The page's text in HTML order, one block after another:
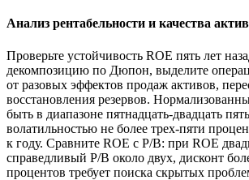
Анализ рентабельности и качества
Проверьте устойчивость ROE пять лет
декомпозицию по Дюпон, выделите
от разовых эффектов продаж активов,
восстановления резервов.
быть в диапазоне пятнадцать-двадцать
волатильностью не более трех-пяти
к году. Сравните ROE с P/B: при ROE
справедливый P/B около двух, дисконт
процентов требует поиска скрытых